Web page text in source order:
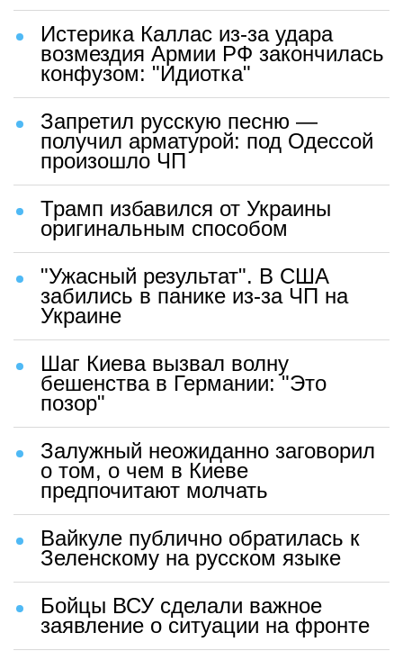
Истерика Каллас из-за удара
возмездия Армии РФ закончилась
конфузом: "Идиотка"
Запретил русскую песню —
получил арматурой: под Одессой
произошло ЧП
Трамп избавился от Украины
оригинальным способом
"Ужасный результат". В США
забились в панике из-за ЧП на
Украине
Шаг Киева вызвал волну
бешенства в Германии: "Это
позор"
Залужный неожиданно заговорил
о том, о чем в Киеве
предпочитают молчать
Вайкуле публично обратилась к
Зеленскому на русском языке
Бойцы ВСУ сделали важное
заявление о ситуации на фронте